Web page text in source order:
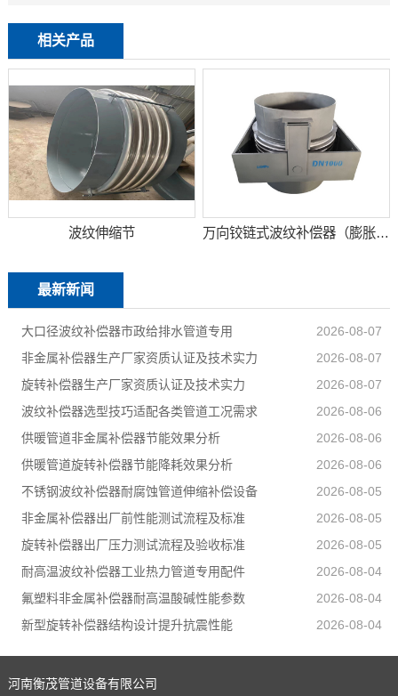
相关产品
波纹伸缩节 万向铰链式波纹补偿器（膨胀节）
最新新闻
大口径波纹补偿器市政给排水管道专用
2026-08-07
非金属补偿器生产厂家资质认证及技术实力
2026-08-07
旋转补偿器生产厂家资质认证及技术实力
2026-08-07
波纹补偿器选型技巧适配各类管道工况需求
2026-08-06
供暖管道非金属补偿器节能效果分析
2026-08-06
供暖管道旋转补偿器节能降耗效果分析
2026-08-06
不锈钢波纹补偿器耐腐蚀管道伸缩补偿设备
2026-08-05
非金属补偿器出厂前性能测试流程及标准
2026-08-05
旋转补偿器出厂压力测试流程及验收标准
2026-08-05
耐高温波纹补偿器工业热力管道专用配件
2026-08-04
氟塑料非金属补偿器耐高温酸碱性能参数
2026-08-04
新型旋转补偿器结构设计提升抗震性能
2026-08-04
河南衡茂管道设备有限公司